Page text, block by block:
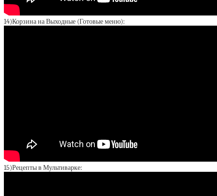
14)Корзина на Выходные (Готовые меню):
15)Рецепты в Мультиварке: